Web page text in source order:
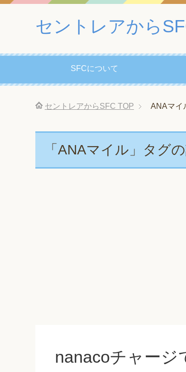
セントレアから
SFCについて
セントレアからSFC TOP ANAマイ
「ANAマイル」タグ
nanacoチャージ